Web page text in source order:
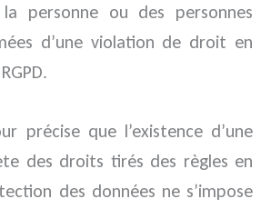
personne ou des personnes
d’une violation de droit en
précise que l’existence d’une
des droits tirés des règles en
des données ne s’impose